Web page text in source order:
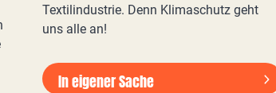
Textilindustrie. Denn Klimaschutz geht
uns alle an!
In eigener Sache